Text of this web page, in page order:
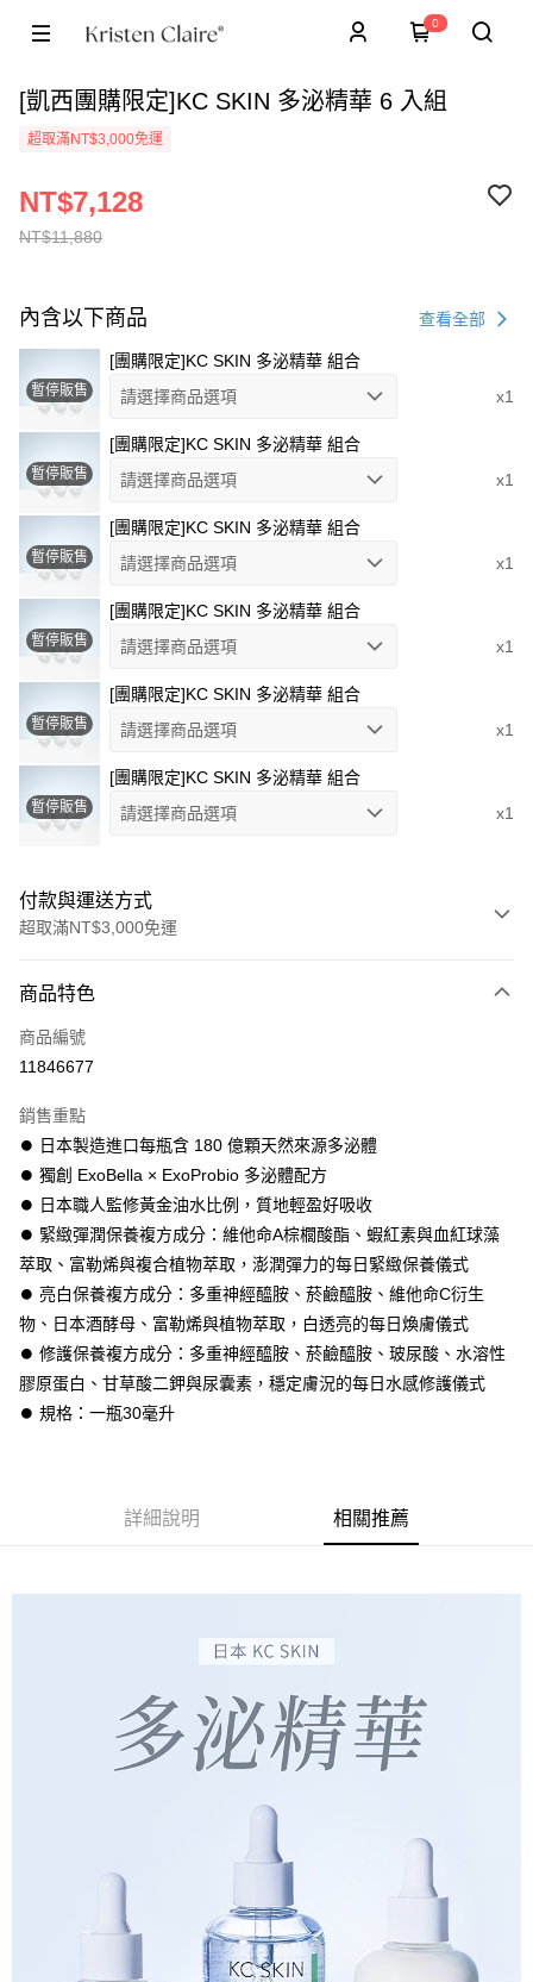
0
[凱西團購限定]KC SKIN 多泌精華 6 入組
超取滿NT$3,000免運
NT$11,880
NT$7,128
內含以下商品 查看全部
暫停販售
[團購限定]KC SKIN 多泌精華 組合
請選擇商品選項
x1
暫停販售
[團購限定]KC SKIN 多泌精華 組合
請選擇商品選項
x1
暫停販售
[團購限定]KC SKIN 多泌精華 組合
請選擇商品選項
x1
暫停販售
[團購限定]KC SKIN 多泌精華 組合
請選擇商品選項
x1
暫停販售
[團購限定]KC SKIN 多泌精華 組合
請選擇商品選項
x1
暫停販售
[團購限定]KC SKIN 多泌精華 組合
請選擇商品選項
x1
付款與運送方式
超取滿NT$3,000免運
信用卡一次付款
超商取貨付款
Apple Pay
街口支付
ATM付款
運送方式
全家取貨付款
每筆NT$60，滿NT$3,000(含以上)免運費
付款後全家取貨
每筆NT$60，滿NT$3,000(含以上)免運費
每筆NT$90，滿NT$3,000(含以上)免運費
商品特色
商品編號
11846677
銷售重點
⏺︎ 日本製造進口每瓶含 180 億顆天然來源多泌體
⏺︎ 獨創 ExoBella × ExoProbio 多泌體配方
⏺︎ 日本職人監修黃金油水比例，質地輕盈好吸收
⏺︎ 緊緻彈潤保養複方成分：維他命A棕櫚酸酯、蝦紅素與血紅球藻
萃取、富勒烯與複合植物萃取，澎潤彈力的每日緊緻保養儀式
⏺︎ 亮白保養複方成分：多重神經醯胺、菸鹼醯胺、維他命C衍生
物、日本酒酵母、富勒烯與植物萃取，白透亮的每日煥膚儀式
⏺︎ 修護保養複方成分：多重神經醯胺、菸鹼醯胺、玻尿酸、水溶性
膠原蛋白、甘草酸二鉀與尿囊素，穩定膚況的每日水感修護儀式
⏺︎ 規格：一瓶30毫升
詳細說明 相關推薦